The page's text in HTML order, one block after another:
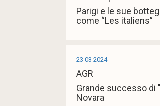
Parigi e le sue
come “Les italiens”
23-03-2024
AGR
Grande successo di
Novara